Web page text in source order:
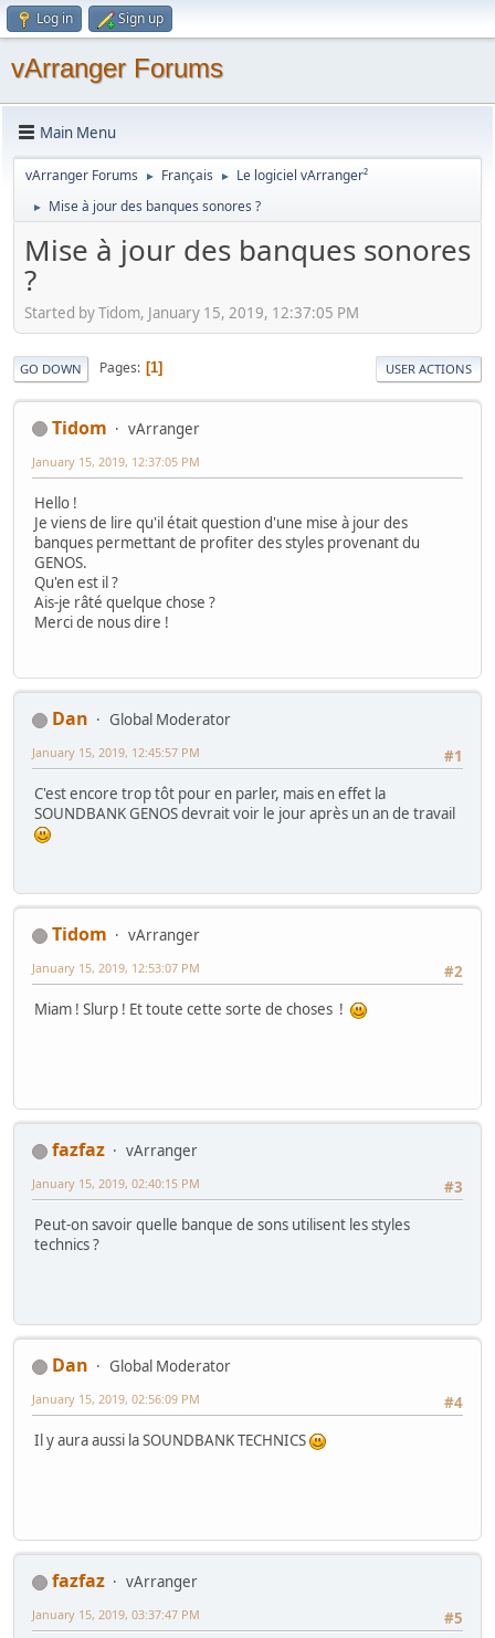
Log in Sign up
vArranger Forums
Main Menu
vArranger Forums ► Français ► Le logiciel vArranger²
► Mise à jour des banques sonores ?
Mise à jour des banques sonores
?
Started by Tidom, January 15, 2019, 12:37:05 PM
GO DOWN Pages 1 USER ACTIONS
Tidom vArranger
January 15, 2019, 12:37:05 PM
Hello !
Je viens de lire qu'il était question d'une mise à jour des
banques permettant de profiter des styles provenant du
GENOS.
Qu'en est il ?
Ais-je râté quelque chose ?
Merci de nous dire !
Dan
Global Moderator
#1
January 15, 2019, 12:45:57 PM
C'est encore trop tôt pour en parler, mais en effet la
SOUNDBANK GENOS devrait voir le jour après un an de travail
Tidom
vArranger
#2
January 15, 2019, 12:53:07 PM
Miam ! Slurp ! Et toute cette sorte de choses !
fazfaz
vArranger
#3
January 15, 2019, 02:40:15 PM
Peut-on savoir quelle banque de sons utilisent les styles
technics ?
Dan
Global Moderator
#4
January 15, 2019, 02:56:09 PM
Il y aura aussi la SOUNDBANK TECHNICS
fazfaz
vArranger
#5
January 15, 2019, 03:37:47 PM